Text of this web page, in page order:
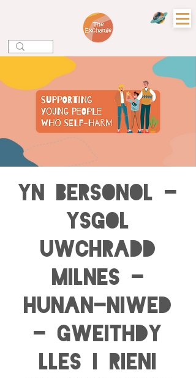
YN BERSONOL -
Ysgol
Uwchradd
Milnes -
Hunan-niwed
- Gweithdy
Lles i Rieni